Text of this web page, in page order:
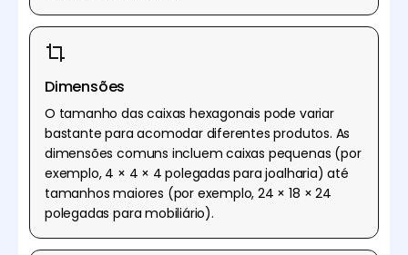
Dimensões
O tamanho das caixas hexagonais pode variar
bastante para acomodar diferentes produtos. As
dimensões comuns incluem caixas pequenas (por
exemplo, 4 × 4 × 4 polegadas para joalharia) até
tamanhos maiores (por exemplo, 24 × 18 × 24
polegadas para mobiliário).